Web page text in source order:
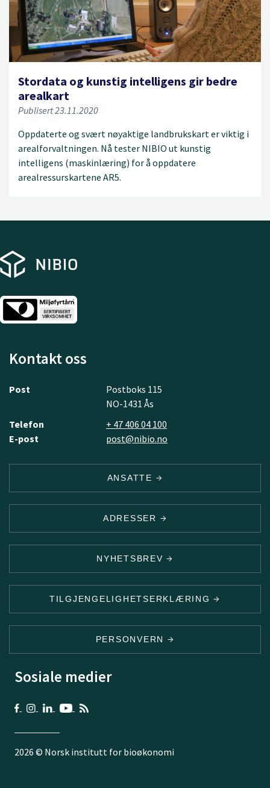
Stordata og kunstig intelligens gir bedre
arealkart
Publisert 23.11.2020
Oppdaterte og svært nøyaktige landbrukskart er viktig i
arealforvaltningen. Nå tester NIBIO ut kunstig
intelligens (maskinlæring) for å oppdatere
arealressurskartene AR5.
Kontakt oss
Post
Postboks 115
NO-1431 Ås
Telefon
+ 47 406 04 100
E-post
post@nibio.no
ANSATTE
ADRESSER
NYHETSBREV
TILGJENGELIGHETSERKLÆRING
PERSONVERN
Sosiale medier
2026 © Norsk institutt for bioøkonomi